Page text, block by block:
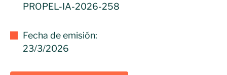
PROPEL-IA-2026-258
Fecha de emisión:
23/3/2026